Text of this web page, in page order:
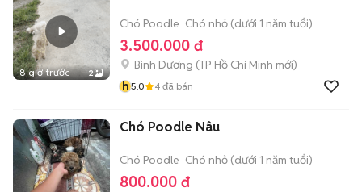
8 giờ trước 2
Chó Poodle Chó nhỏ (dưới 1 năm tuổi)
3.500.000 đ
Bình Dương (TP Hồ Chí Minh mới)
h5.0 4 đã bán
Chó Poodle Nâu
Chó Poodle Chó nhỏ (dưới 1 năm tuổi)
800.000 đ